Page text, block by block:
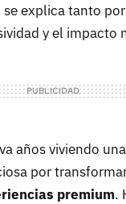
explica tanto
y el impacto
años viviendo
por
premium.